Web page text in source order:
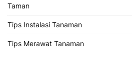
Taman
Tips Instalasi Tanaman
Tips Merawat Tanaman